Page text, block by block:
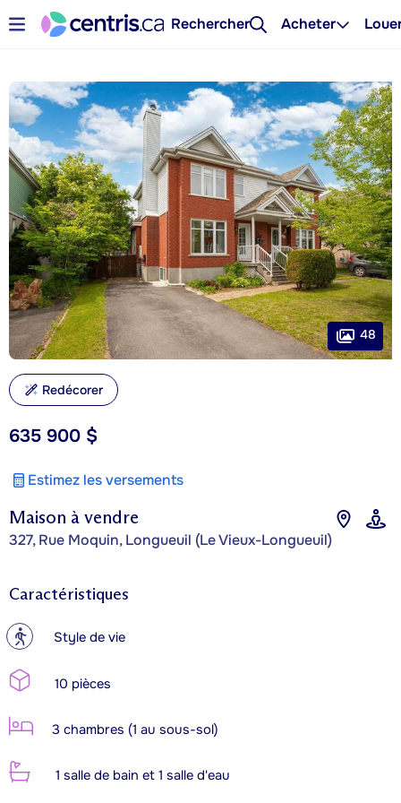
Rechercher Acheter
Maison à vendre
327, Rue Moquin, Longueuil (Le Vieux-Longueuil)
635 900 $
Estimez les versements
48
Redécorer
Caractéristiques
? Style de vie
10 pièces
3 chambres (1 au sous-sol)
1 salle de bain et 1 salle d'eau